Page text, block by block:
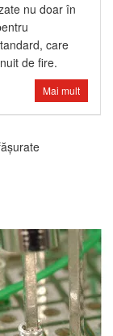
nu doar în
care
de fire.
Mai mult